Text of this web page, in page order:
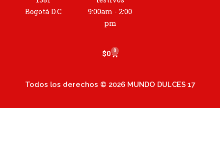
Bogotá D.C
9:00am - 2:00
pm
$0 0
Cart
Todos los derechos © 2026 MUNDO DULCES 17